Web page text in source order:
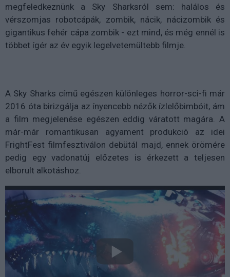
megfeledkeznünk a Sky Sharksról sem: halálos és
vérszomjas robotcápák, zombik, nácik, nácizombik és
gigantikus fehér cápa zombik - ezt mind, és még ennél is
többet ígér az év egyik legelvetemültebb filmje.
A Sky Sharks című egészen különleges horror-sci-fi már
2016 óta birizgálja az ínyencebb nézők ízlelőbimbóit, ám
a film megjelenése egészen eddig váratott magára. A
már-már romantikusan agyament produkció az idei
FrightFest filmfesztiválon debütál majd, ennek örömére
pedig egy vadonatúj előzetes is érkezett a teljesen
elborult alkotáshoz.